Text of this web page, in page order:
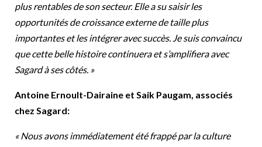
plus rentables de son secteur. Elle a su saisir les
opportunités de croissance externe de taille plus
importantes et les intégrer avec succès. Je suis convaincu
que cette belle histoire continuera et s’amplifiera avec
Sagard à ses côtés. »
Antoine Ernoult-Dairaine et Saik Paugam, associés
chez Sagard:
« Nous avons immédiatement été frappé par la culture